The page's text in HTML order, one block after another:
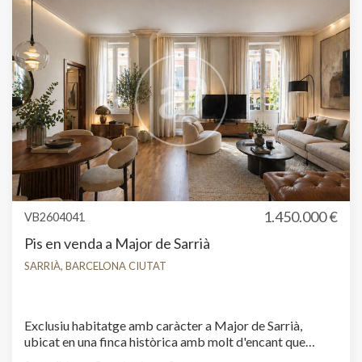
comunicada mitjançant transport públic, a pocs minuts
de l'estació de metro Maria Cristina, el tramvia i diverses
línies d'autobús. A més, està envoltada de comerços,
serveis, zones verdes, prestigiosos col·legis nacionals i
internacionals i centres mèdics de referència. Una
excel·lent oportunitat per a aquells que busquen comprar
un pis amb terrassa, aparcament i piscina a Sarrià,
gaudint de la tranquil·litat d'un entorn privilegiat sense
renunciar als avantatges de la ciutat. Contacti amb
aProperties per concertar una visita i descobrir tot el
potencial d'aquesta exclusiva habitatge.
VB2604041
1.450.000 €
Pis en venda a Major de Sarrià
SARRIÀ, BARCELONA CIUTAT
Exclusiu habitatge amb caràcter a Major de Sarrià,
ubicat en una finca històrica amb molt d'encant que